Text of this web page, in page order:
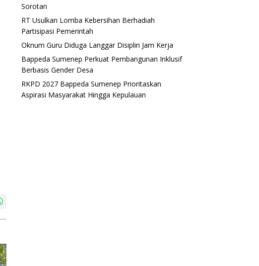
Sorotan
RT Usulkan Lomba Kebersihan Berhadiah
Partisipasi Pemerintah
Oknum Guru Diduga Langgar Disiplin Jam Kerja
Bappeda Sumenep Perkuat Pembangunan Inklusif
Berbasis Gender Desa
RKPD 2027 Bappeda Sumenep Prioritaskan
Aspirasi Masyarakat Hingga Kepulauan